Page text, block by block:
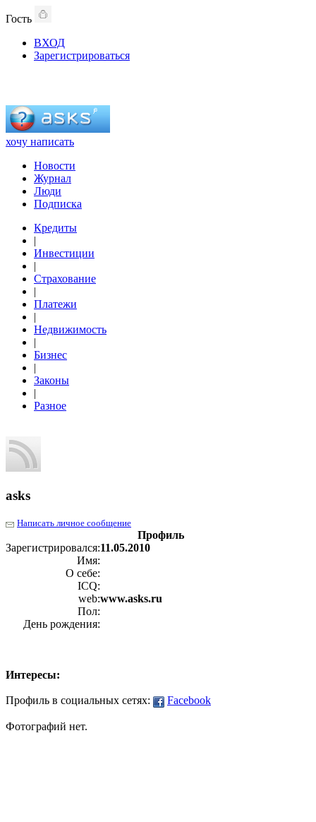
Гость
ВХОД
Зарегистрироваться
хочу написать
Новости
Журнал
Люди
Подписка
Кредиты
|
Инвестиции
|
Страхование
|
Платежи
|
Недвижимость
|
Бизнес
|
Законы
|
Разное
asks
Написать личное сообщение
Профиль
Зарегистрировался:11.05.2010
Имя:
О себе:
ICQ:
web:www.asks.ru
Пол:
День рождения:
Интересы:
Профиль в социальных сетях: Facebook
Фотографий нет.